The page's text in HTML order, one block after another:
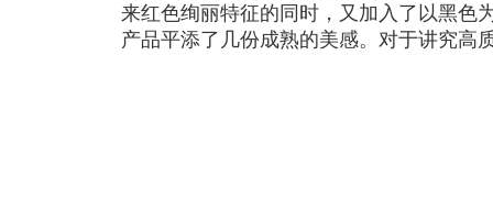
来红色绚丽特征的同时，又加入了以黑色
产品平添了几份成熟的美感。 对于讲究高